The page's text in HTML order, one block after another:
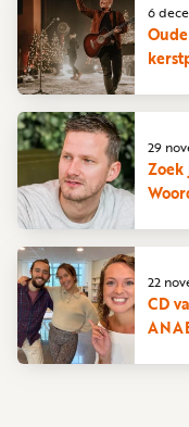
6
Zoek
29
CD
22